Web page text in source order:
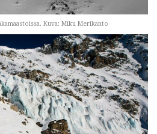
Kuva: Miku Merikanto